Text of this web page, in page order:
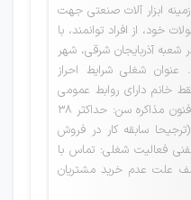
ابزار آلات صنعتی جهت
از افراد توانمند، با
شعبه آذربایجان شرقی، شهر
عنوان شغلی شرایط احراز
خانم دارای روابط عمومی
بالا و صدای رسا مسلط به اصول فنون مذاکره سن: حداکثر 38
سابقه کار در فروش
فعالیت شغلی: تماس با
علت عدم خرید مشتریان